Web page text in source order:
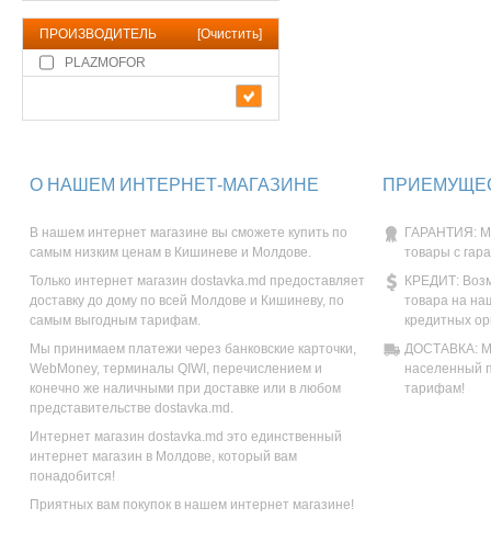
ПРОИЗВОДИТЕЛЬ [Очистить]
PLAZMOFOR
О НАШЕМ ИНТЕРНЕТ-МАГАЗИНЕ
В нашем интернет магазине вы сможете купить по
самым низким ценам в Кишиневе и Молдове.
Только интернет магазин dostavka.md предоставляет
доставку до дому по всей Молдове и Кишиневу, по
самым выгодным тарифам.
Мы принимаем платежи через банковские карточки,
WebMoney, терминалы QIWI, перечислением и
конечно же наличными при доставке или в любом
представительстве dostavka.md.
Интернет магазин dostavka.md это единственный
интернет магазин в Молдове, который вам
понадобится!
Приятных вам покупок в нашем интернет магазине!
ГАРАНТИЯ:
товары с
КРЕДИТ:
товара на
кредитных
ДОСТАВКА:
населенный
тарифам!